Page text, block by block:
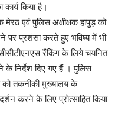
किया है।
मेरठ एवं पुलिस अक्षीक्षक हापुड़ को
पर प्रशंसा करते हुए भविष्य में भी
सीसीटीएनएस रैंकिंग के लिये चयनित
के निर्देश दिए गए हैं । पुलिस
को तकनीकी मुख्यालय के
करने के लिए प्रोत्साहित किया